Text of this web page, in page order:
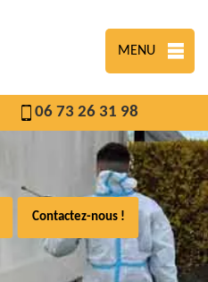
MENU
06 73 26 31 98
Contactez-nous !